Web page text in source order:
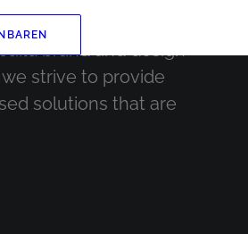
forward-thinking
brand and design
strive to provide
solutions that are